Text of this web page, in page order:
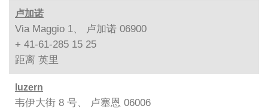
卢加诺
Via Maggio 1、 卢加诺 06900
+ 41-61-285 15 25
距离 英里
luzern
韦伊大街 8 号、 卢塞恩 06006